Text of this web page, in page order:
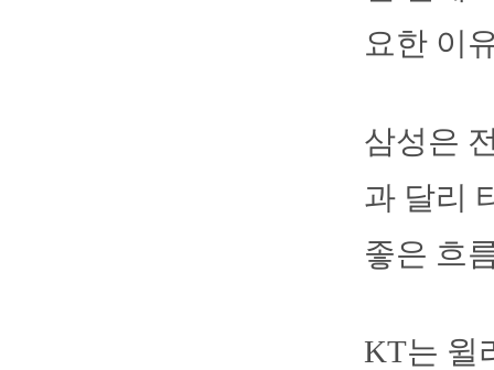
요한 이
삼성은
과 달리
좋은 흐
KT는 윌